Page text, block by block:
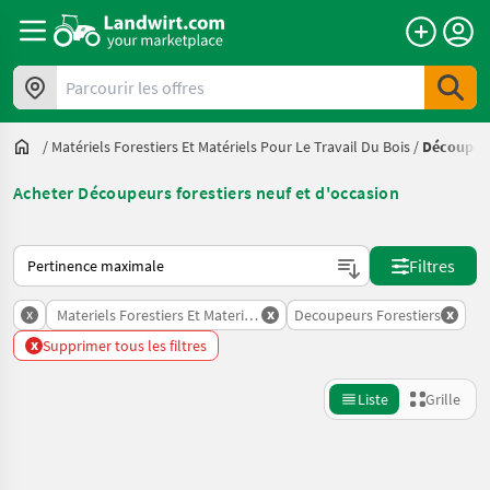
Parcourir les offres
/ Matériels Forestiers Et Matériels Pour Le Travail Du Bois /
Acheter Découpeurs forestiers neuf et d'occasion
Voici comment les annonces sont triées sur Landwirt.com
Filtres
x Materiels Forestiers Et Materiels Pour Le Travail Du Bois
x Decoupeurs Forestiers x
x Supprimer tous les filtres
Liste Grille